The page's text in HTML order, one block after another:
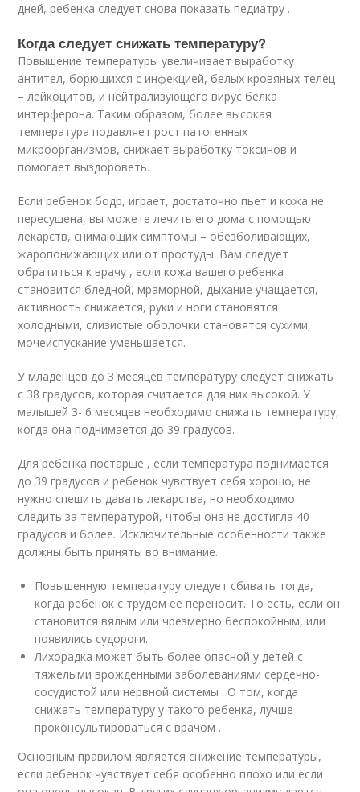
дней, ребенка следует снова показать педиатру .
Когда следует снижать температуру?
Повышение температуры увеличивает выработку
антител, борющихся с инфекцией, белых кровяных телец
– лейкоцитов, и нейтрализующего вирус белка
интерферона. Таким образом, более высокая
температура подавляет рост патогенных
микроорганизмов, снижает выработку токсинов и
помогает выздороветь.
Если ребенок бодр, играет, достаточно пьет и кожа не
пересушена, вы можете лечить его дома с помощью
лекарств, снимающих симптомы – обезболивающих,
жаропонижающих или от простуды. Вам следует
обратиться к врачу , если кожа вашего ребенка
становится бледной, мраморной, дыхание учащается,
активность снижается, руки и ноги становятся
холодными, слизистые оболочки становятся сухими,
мочеиспускание уменьшается.
У младенцев до 3 месяцев температуру следует снижать
с 38 градусов, которая считается для них высокой. У
малышей 3- 6 месяцев необходимо снижать температуру,
когда она поднимается до 39 градусов.
Для ребенка постарше , если температура поднимается
до 39 градусов и ребенок чувствует себя хорошо, не
нужно спешить давать лекарства, но необходимо
следить за температурой, чтобы она не достигла 40
градусов и более. Исключительные особенности также
должны быть приняты во внимание.
Повышенную температуру следует сбивать тогда,
когда ребенок с трудом ее переносит. То есть, если он
становится вялым или чрезмерно беспокойным, или
появились судороги.
Лихорадка может быть более опасной у детей с
тяжелыми врожденными заболеваниями сердечно-
сосудистой или нервной системы . О том, когда
снижать температуру у такого ребенка, лучше
проконсультироваться с врачом .
Основным правилом является снижение температуры,
если ребенок чувствует себя особенно плохо или если